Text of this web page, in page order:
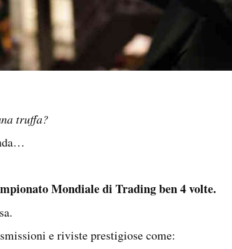
truffa?
Mondiale di Trading ben 4 volte.
e riviste prestigiose come: